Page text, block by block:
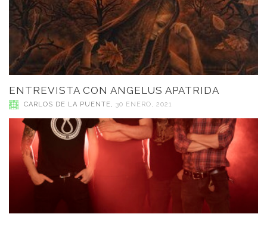
ENTREVISTA CON ANGELUS APATRIDA
CARLOS DE LA PUENTE, 30 ENERO, 2021